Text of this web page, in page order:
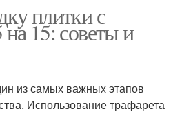
плитки с
15: советы и
из самых важных этапов
Использование трафарета